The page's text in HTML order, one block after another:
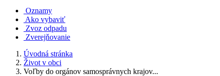
Oznamy
Ako vybaviť
Zvoz odpadu
Zverejňovanie
Úvodná stránka
Život v obci
Voľby do orgánov samosprávnych krajov...